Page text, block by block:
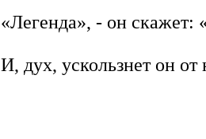
«Легенда», - он скажет:
И, дух, ускользнет он